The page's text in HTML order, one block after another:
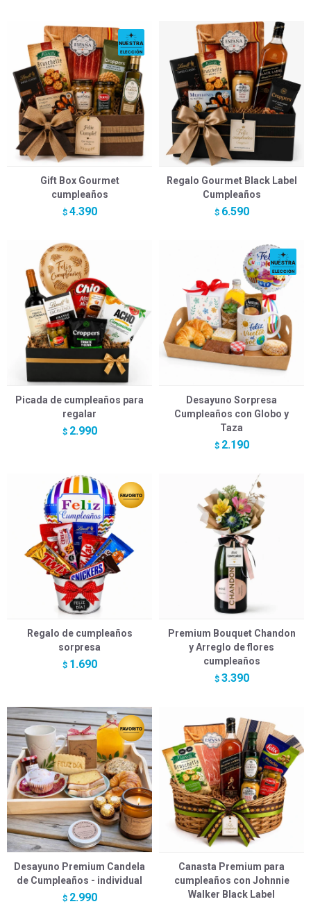
Gift Box Gourmet
cumpleaños
$ 4.390
Regalo Gourmet Black Label
Cumpleaños
$ 6.590
Picada de cumpleaños para
regalar
$ 2.990
Desayuno Sorpresa
Cumpleaños con Globo y
Taza
$ 2.190
Regalo de cumpleaños
sorpresa
$ 1.690
Premium Bouquet Chandon
y Arreglo de flores
cumpleaños
$ 3.390
Desayuno Premium Candela
de Cumpleaños - individual
$ 2.990
Canasta Premium para
cumpleaños con Johnnie
Walker Black Label